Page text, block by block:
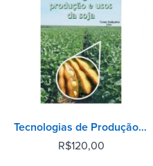
Tecnologias de Produção e Usos da Soja
R$120,00